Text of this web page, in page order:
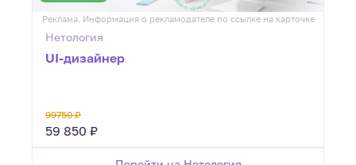
Реклама. Информация о рекламодателе по ссылке на карточке
Нетология
UI-дизайнер
99750 ₽
59 850 ₽